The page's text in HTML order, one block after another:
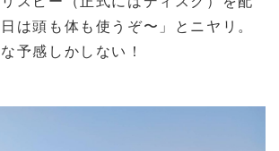
は頭も体も使うぞ〜」とニヤリ。
予感しかしない！